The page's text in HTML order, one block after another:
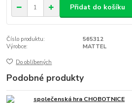
Přidat do košíku
Číslo produktu:
565312
Výrobce:
MATTEL
Do oblíbených
Podobné produkty
společenská hra CHOBOTNICE